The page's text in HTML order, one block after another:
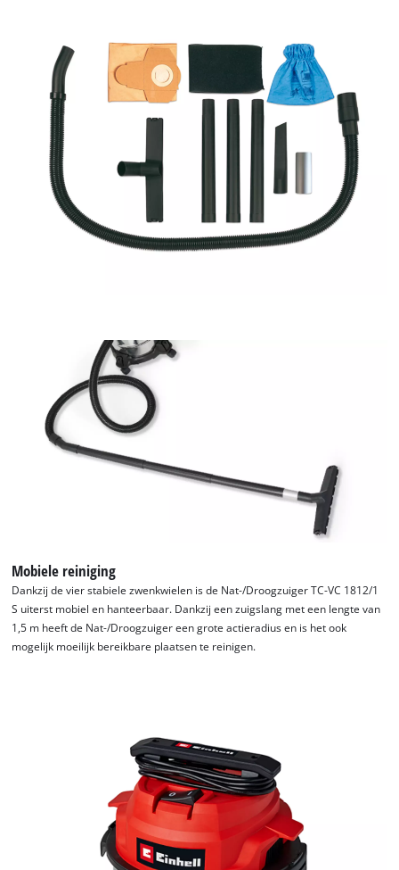
Mobiele reiniging
Dankzij de vier stabiele zwenkwielen is de Nat-/Droogzuiger TC-VC 1812/1
S uiterst mobiel en hanteerbaar. Dankzij een zuigslang met een lengte van
1,5 m heeft de Nat-/Droogzuiger een grote actieradius en is het ook
mogelijk moeilijk bereikbare plaatsen te reinigen.